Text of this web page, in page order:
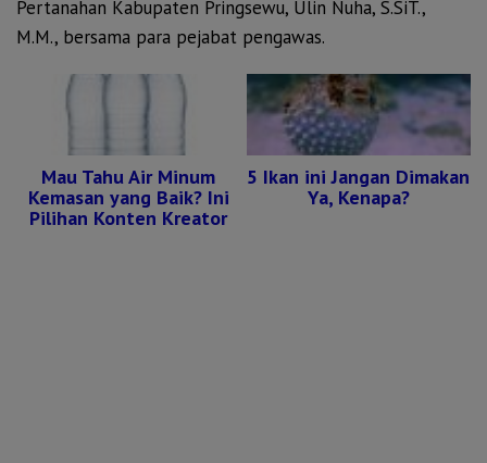
Pertanahan Kabupaten Pringsewu, Ulin Nuha, S.SiT.,
M.M., bersama para pejabat pengawas.
Mau Tahu Air Minum
Kemasan yang Baik? Ini
Pilihan Konten Kreator
5 Ikan ini Jangan Dimakan
Ya, Kenapa?